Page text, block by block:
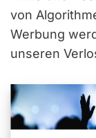
von
Werbung
unseren